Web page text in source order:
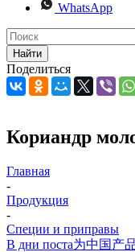
WhatsApp
Найти
Поделиться
Кориандр
Главная
-
Продукция
-
Специи и приправы
В дни поста为中国产